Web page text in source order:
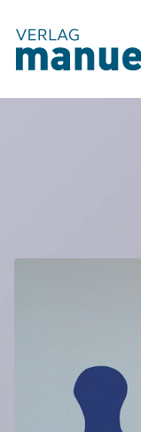
Kreativanleitungen